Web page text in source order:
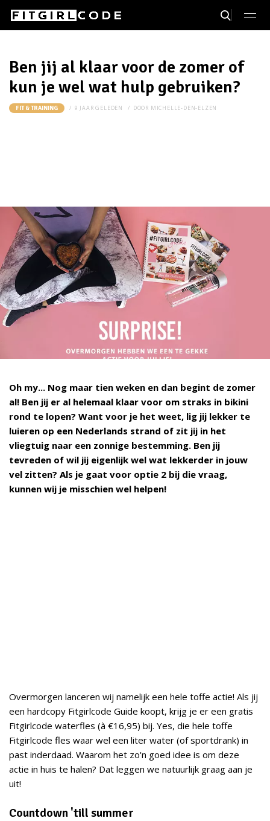
Ben jij al klaar voor de zomer of
kun je wel wat hulp gebruiken?
FIT & TRAINING 9 JAAR GELEDEN DOOR MICHELLE-DEN-ELZEN
Oh my... Nog maar tien weken en dan begint de zomer
al! Ben jij er al helemaal klaar voor om straks in bikini
rond te lopen? Want voor je het weet, lig jij lekker te
luieren op een Nederlands strand of zit jij in het
vliegtuig naar een zonnige bestemming. Ben jij
tevreden of wil jij eigenlijk wel wat lekkerder in jouw
vel zitten? Als je gaat voor optie 2 bij die vraag,
kunnen wij je misschien wel helpen!
Overmorgen lanceren wij namelijk een hele toffe actie! Als jij
een hardcopy Fitgirlcode Guide koopt, krijg je er een gratis
Fitgirlcode waterfles (à €16,95) bij. Yes, die hele toffe
Fitgirlcode fles waar wel een liter water (of sportdrank) in
past inderdaad. Waarom het zo'n goed idee is om deze
actie in huis te halen? Dat leggen we natuurlijk graag aan je
uit!
Countdown 'till summer